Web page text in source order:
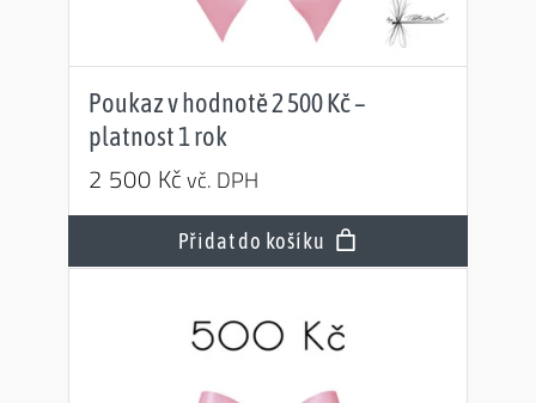
Poukaz v hodnotě 2 500 Kč –
platnost 1 rok
2 500Kčvč. DPH
Přidat do košíku